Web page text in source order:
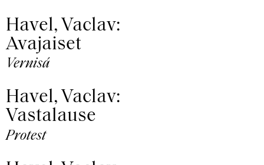
Havel, Vaclav:
Avajaiset
Vernisá
Havel, Vaclav:
Vastalause
Protest